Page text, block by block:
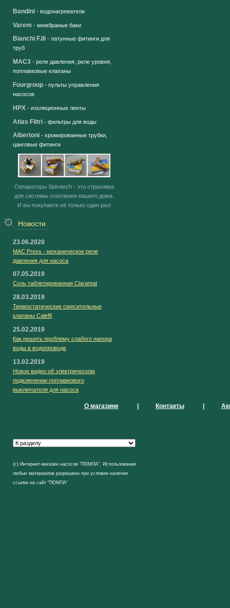
Bandini - водонагреватели
Varem - мембраные баки
Bianchi F.lli - латунные фитинги для
труб
MAC3 - реле давления, реле уровня,
поплавковые клапаны
Fourgroup - пульты управления
насосов
HPX - изоляционные ленты
Atlas Filtri - фильтры для воды
Albertoni - хромированные трубки,
цанговые фитинги
Сепараторы Spirotech - это страховка
для системы отопления вашего дома.
И вы покупаете её только один раз!
Новости
23.06.2020
MAC Press - механическое реле
давления для насоса
07.05.2019
Соль таблетированная Claramat
28.03.2019
Термостатические смесительные
клапаны Caleffi
25.02.2019
Как решить проблему слабого напора
воды в водопроводе
13.02.2019
Новое видео об электрическом
подключении поплавкового
выключателя для насоса
О магазине | Контакты |
(с) Интернет-магазин насосов "ПОМПА". Использование
любых материалов разрешено при условии наличия
ссылки на сайт "ПОМПА"